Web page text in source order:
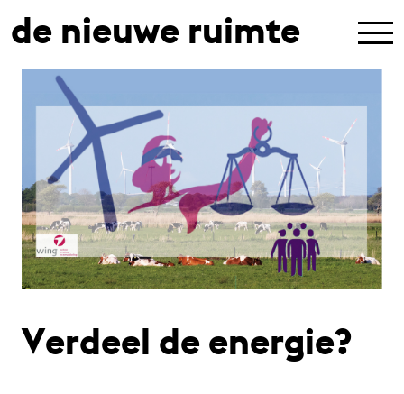
de nieuwe ruimte
Verdeel de energie?